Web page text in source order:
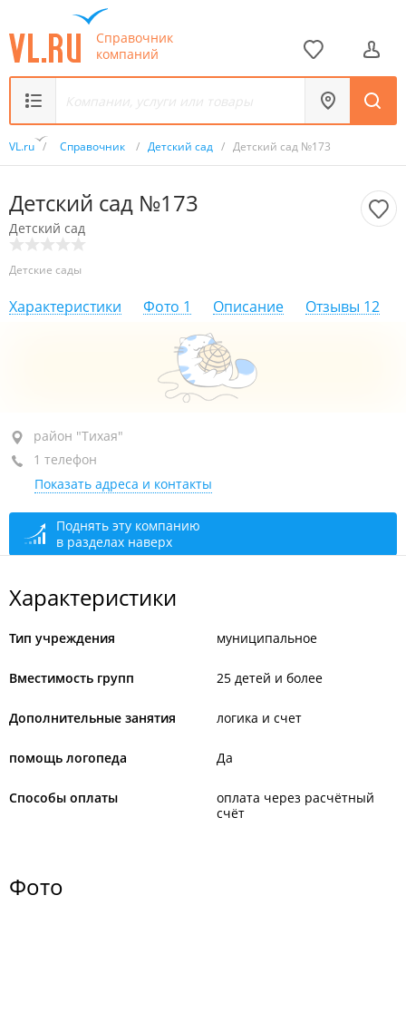
Справочник
компаний
VL.ru / Справочник / Детский сад / Детский сад №173
Детский сад №173
Детский сад
Детские сады
Характеристики Фото 1 Описание Отзывы 12
район "Тихая", ул. Волкова, 11А
+7 (423) 260-40-49
сегодня закрыто
район "Тихая"
1 телефон
Показать адреса и контакты
Поднять эту компанию
в разделах наверх
Характеристики
Тип учреждения муниципальное
Вместимость групп 25 детей и более
Дополнительные занятия логика и счет
помощь логопеда Да
Способы оплаты
оплата через расчётный
счёт
Фото